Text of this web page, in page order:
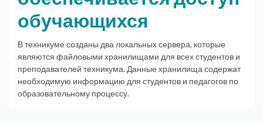
обучающихся
В техникуме созданы два локальных сервера, которые
являются файловыми хранилищами для всех студентов и
преподавателей техникума. Данные хранилища содержат
необходимую информацию для студентов и педагогов по
образовательному процессу.